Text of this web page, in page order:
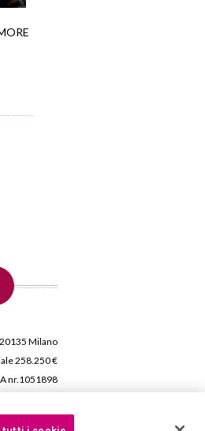
Milano
258.250 €
nr.1051898